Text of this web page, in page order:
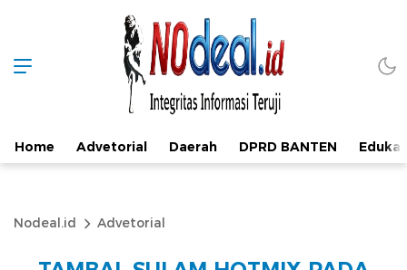
Home Advetorial Daerah DPRD BANTEN
Nodeal.id Advetorial